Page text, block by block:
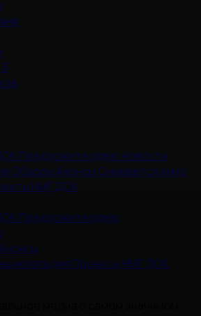
Предложите идею Новости
ОбзорыАнонсы Снимается кино
НМГ ДОК
Предложите идею
Проекты НМГ ДОК